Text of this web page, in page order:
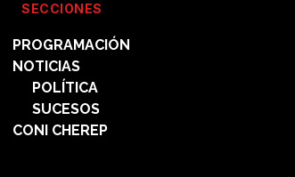
SECCIONES
PROGRAMACIÓN
NOTICIAS
POLÍTICA
SUCESOS
CONI CHEREP